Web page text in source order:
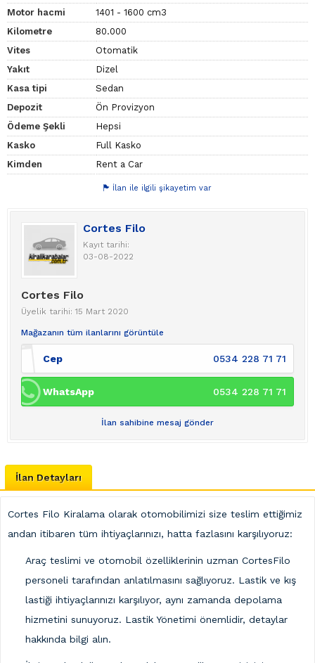
Motor hacmi
1401 - 1600 cm3
Kilometre
80.000
Vites
Otomatik
Yakıt
Dizel
Kasa tipi
Sedan
Depozit
Ön Provizyon
Ödeme Şekli
Hepsi
Kasko
Full Kasko
Kimden
Rent a Car
İlan ile ilgili şikayetim var
Cortes Filo
Kayıt tarihi:
03-08-2022
Cortes Filo
Üyelik tarihi: 15 Mart 2020
Mağazanın tüm ilanlarını görüntüle
Cep 0534 228 71 71
WhatsApp 0534 228 71 71
İlan sahibine mesaj gönder
İlan Detayları
Cortes Filo Kiralama olarak otomobilimizi size teslim ettiğimiz
andan itibaren tüm ihtiyaçlarınızı, hatta fazlasını karşılıyoruz:
Araç teslimi ve otomobil özelliklerinin uzman CortesFilo
personeli tarafından anlatılmasını sağlıyoruz. Lastik ve kış
lastiği ihtiyaçlarınızı karşılıyor, aynı zamanda depolama
hizmetini sunuyoruz. Lastik Yönetimi önemlidir, detaylar
hakkında bilgi alın.